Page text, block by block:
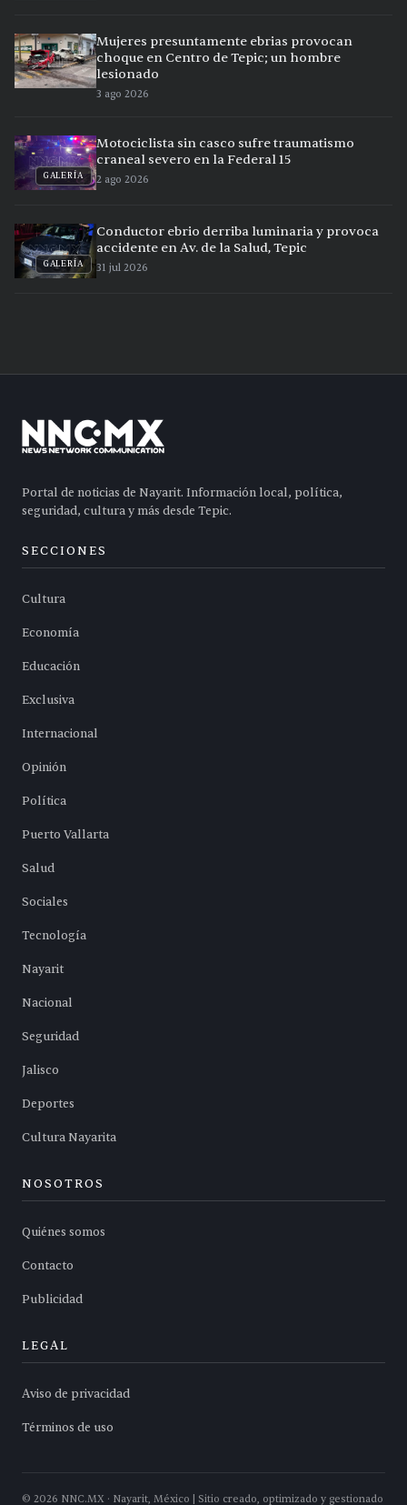
Mujeres presuntamente ebrias provocan
choque en Centro de Tepic; un hombre
lesionado
3 ago 2026
GALERÍA
Motociclista sin casco sufre traumatismo
craneal severo en la Federal 15
2 ago 2026
GALERÍA
Conductor ebrio derriba luminaria y provoca
accidente en Av. de la Salud, Tepic
31 jul 2026
Portal de noticias de Nayarit. Información local, política,
seguridad, cultura y más desde Tepic.
SECCIONES
Cultura
Economía
Educación
Exclusiva
Internacional
Opinión
Política
Puerto Vallarta
Salud
Sociales
Tecnología
Nayarit
Nacional
Seguridad
Jalisco
Deportes
Cultura Nayarita
NOSOTROS
Quiénes somos
Contacto
Publicidad
LEGAL
Aviso de privacidad
Términos de uso
© 2026 NNC.MX · Nayarit, México | Sitio creado, optimizado y gestionado